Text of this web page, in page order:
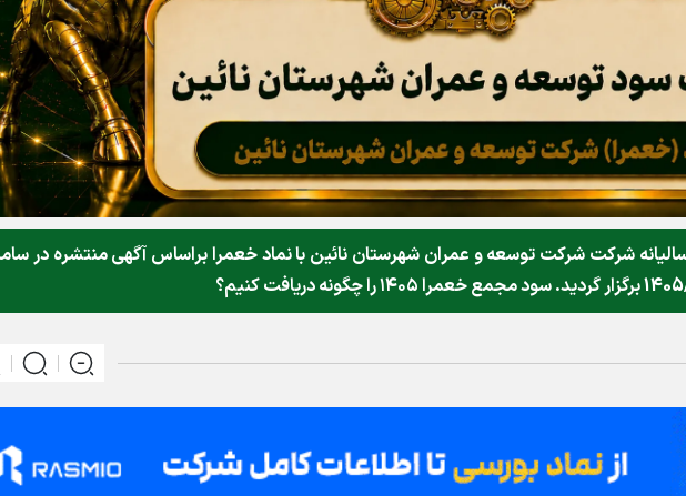
شرکت شرکت توسعه و عمران شهرستان نائين با نماد خعمرا براساس آگهی منتشره در